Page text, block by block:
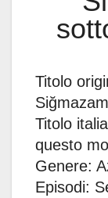
Titolo
Siğmazam
Titolo
questo
Genere:
Episodi: